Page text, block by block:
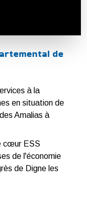
de
à la
en situation de
Amalias à
cœur ESS
de l'économie
de Digne les